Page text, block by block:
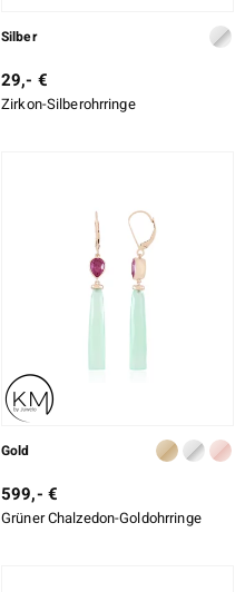
Silber
29,- €
Zirkon-Silberohrringe
Gold
599,- €
Grüner Chalzedon-Goldohrringe